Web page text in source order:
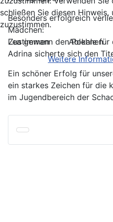
Besonders erfolgreich
Mädchen:
Lea gewann den Pokale
Adrina sicherte sich den
Ein schöner Erfolg für
ein starkes Zeichen für die
im Jugendbereich der
schließen Sie diesen
zuzustimmen.
Zustimmen
Ablehnen
Weitere